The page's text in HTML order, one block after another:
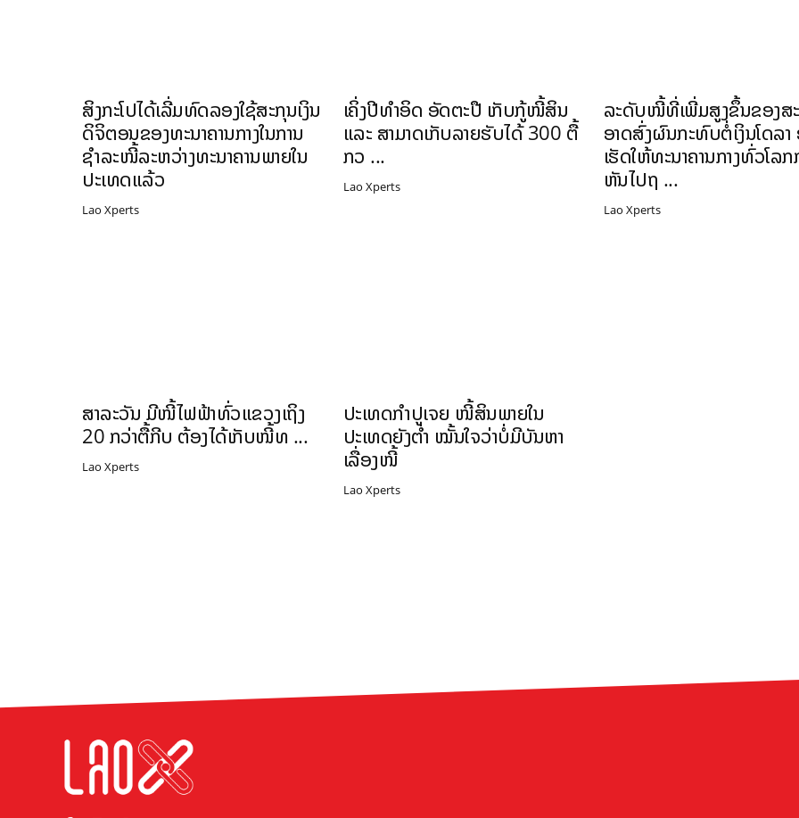
ສິງກະໂປໄດ້ເລີ່ມທົດລອງໃຊ້ສະກຸນເງິນ
ດິຈິຕອນຂອງທະນາຄານກາງໃນການ
ຊຳລະໜີ້ລະຫວ່າງທະນາຄານພາຍໃນ
ປະເທດແລ້ວ
Lao Xperts
ເຄິ່ງປີທຳອິດ ອັດຕະປື ເກັບກູ້ໜີ້ສິນ
ແລະ ສາມາດເກັບລາຍຮັບໄດ້ 300 ຕື້
ກວ ...
Lao Xperts
ລະດັບໜີ້ທີ່ເພີ່ມສູງຂຶ້ນຂອງສ
ອາດສົ່ງຜົນກະທົບຕໍ່ເງິນໂດລາ
ເຮັດໃຫ້ທະນາຄານກາງທົ່ວໂລ
ຫັນໄປຖ ...
Lao Xperts
ສາລະວັນ ມີໜີ້ໄຟຟ້າທົ່ວແຂວງເຖິງ
20 ກວ່າຕື້ກີບ ຕ້ອງໄດ້ເກັບໜີ້ທ ...
Lao Xperts
ປະເທດກຳປູເຈຍ ໜີ້ສິນພາຍໃນ
ປະເທດຍັງຕ່ຳ ໝັ້ນໃຈວ່າບໍ່ມີບັນຫາ
ເລື່ອງໜີ້
Lao Xperts